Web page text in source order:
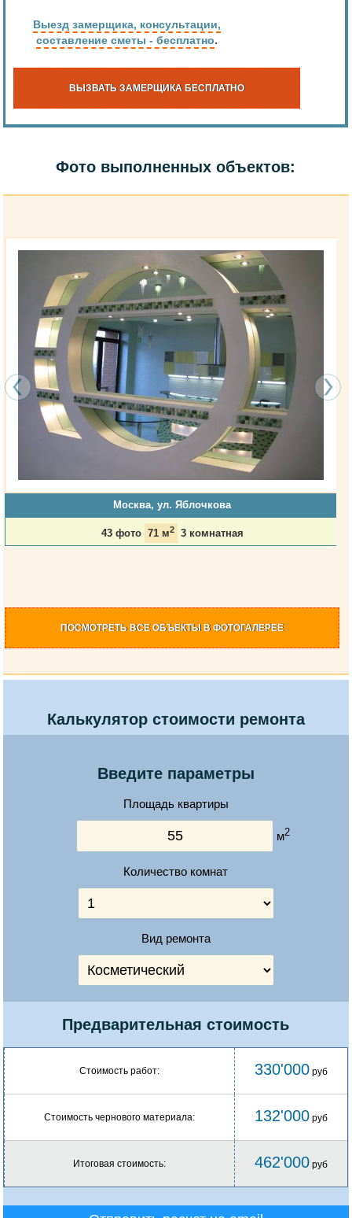
Выезд замерщика, консультации,
составление сметы - бесплатно.
ВЫЗВАТЬ ЗАМЕРЩИКА БЕСПЛАТНО
Фото выполненных объектов:
Москва, ул. Яблочкова
43 фото 71 м2 3 комнатная
ПОСМОТРЕТЬ ВСЕ ОБЪЕКТЫ В ФОТОГАЛЕРЕЕ
Калькулятор стоимости ремонта
Введите параметры
Площадь квартиры
м2
Количество комнат
Вид ремонта
Предварительная стоимость
Стоимость работ: 330'000 руб
Стоимость чернового материала: 132'000 руб
Итоговая стоимость: 462'000 руб